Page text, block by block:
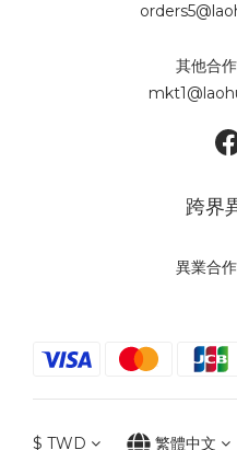
其他合
跨界
異業合
$ TWD 繁體中文